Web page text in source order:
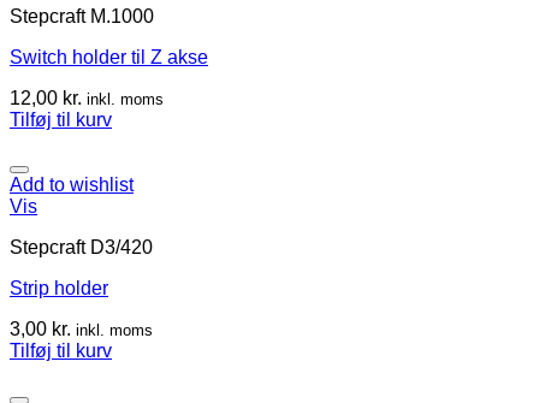
Stepcraft M.1000
Switch holder til Z akse
12,00 kr. inkl. moms
Tilføj til kurv
Add to wishlist
Vis
Stepcraft D3/420
Strip holder
3,00 kr. inkl. moms
Tilføj til kurv